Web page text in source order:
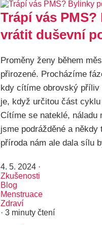
Trápí vás
vrátit duševní
Proměny ženy během
přirozené. Procházíme
kdy cítíme obrovský příliv
je, když určitou část
Cítíme se nateklé, náladu
jsme podrážděné a
příroda nám ale dala sílu
4. 5. 2024 ·
Zkušenosti
Blog
Menstruace
Zdraví
· 3 minuty čtení